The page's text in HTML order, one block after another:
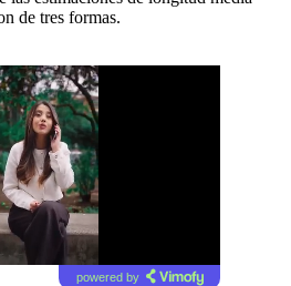
de tres formas.
powered by